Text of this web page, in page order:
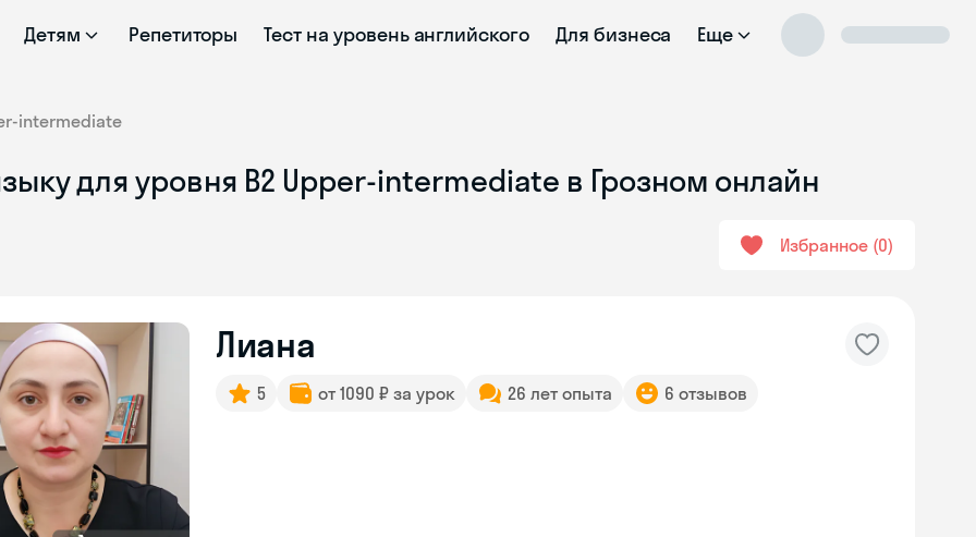
Детям Репетиторы Тест на уровень английского Для бизнеса Еще
intermediate
для уровня B2 Upper-intermediate в Грозном онлайн
Избранное 0
Лиана
5 от 1090 ₽ за урок 26 лет опыта 6 отзывов